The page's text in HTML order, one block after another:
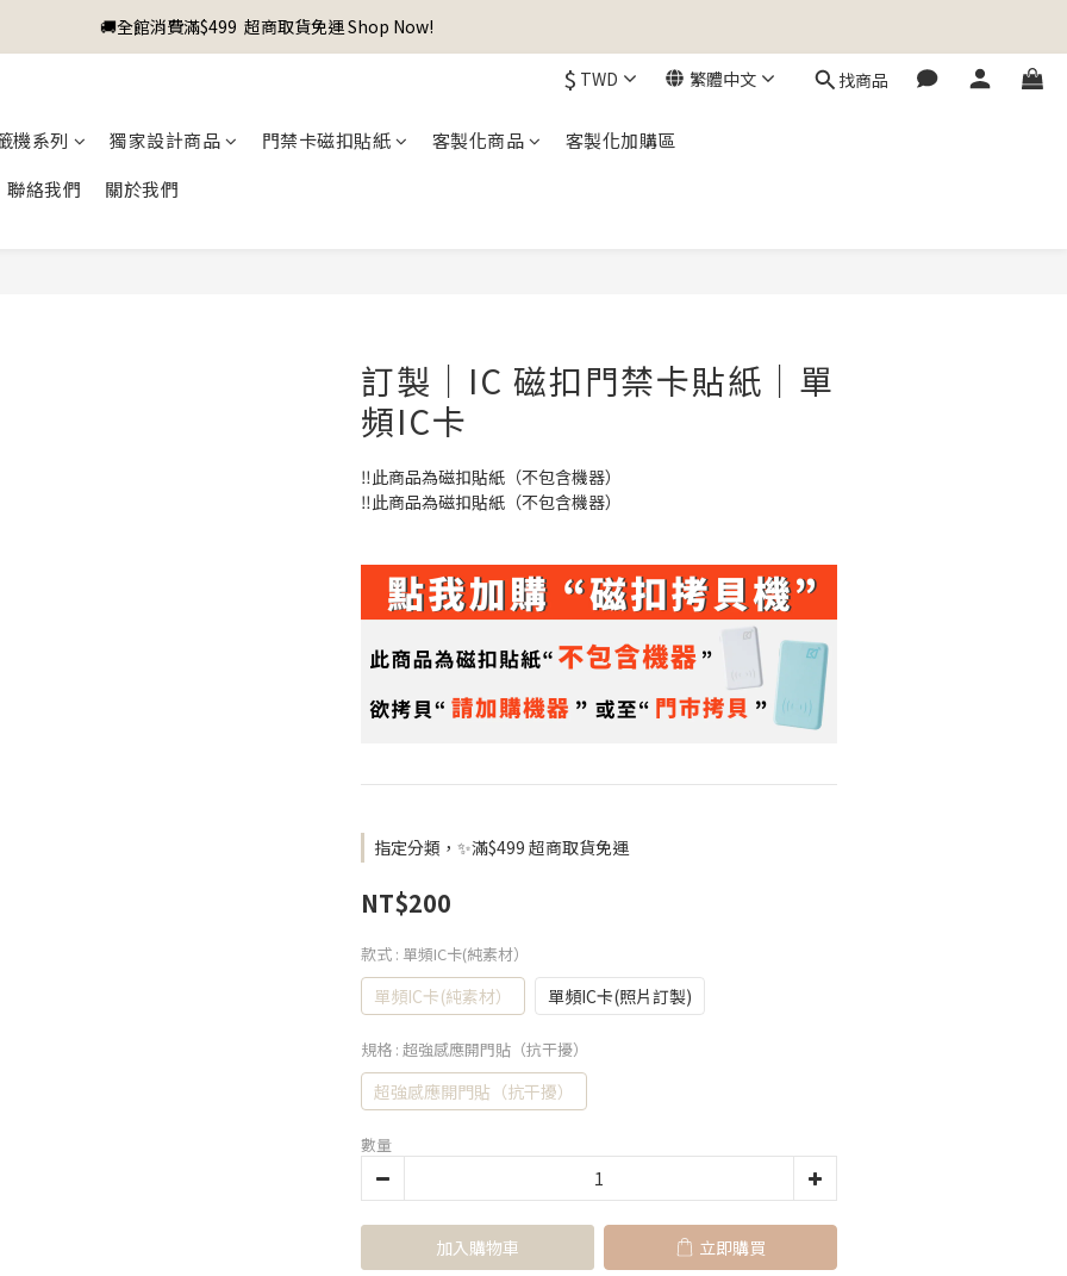
🚚全館消費滿$499  超商取貨免運 Shop Now!
$ TWD 繁體中文 找商品
機系列 獨家設計商品 門禁卡磁扣貼紙 客製化商品
客製化加購區
聯絡我們
關於我們
訂製｜IC 磁扣門禁卡貼紙｜單
頻IC卡
‼️此商品為磁扣貼紙（不包含機器）
‼️此商品為磁扣貼紙（不包含機器）
指定分類，✨滿$499 超商取貨免運
NT$200
款式 : 單頻IC卡(純素材）
單頻IC卡(純素材） 單頻IC卡(照片訂製)
規格 : 超強感應開門貼（抗干擾）
超強感應開門貼（抗干擾）
數量
加入購物車 立即購買